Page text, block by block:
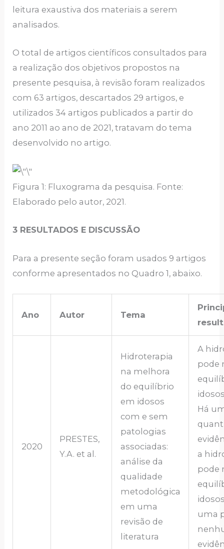
leitura exaustiva dos materiais a serem
analisados.
O total de artigos científicos consultados para
a realização dos objetivos propostos na
presente pesquisa, à revisão foram realizados
com 63 artigos, descartados 29 artigos, e
utilizados 34 artigos publicados a partir do
ano 2011 ao ano de 2021, tratavam do tema
desenvolvido no artigo.
Figura 1: Fluxograma da pesquisa. Fonte:
Elaborado pelo autor, 2021.
3 RESULTADOS E DISCUSSÃO
Para a presente seção foram usados 9 artigos
conforme apresentados no Quadro 1, abaixo.
Ano Autor Tema
2020
PRESTES,
Y.A. et al.
Hidroterapia
na melhora
do equilíbrio
em idosos
com e sem
patologias
associadas:
análise da
qualidade
metodológica
em uma
revisão de
literatura
A
pode
Há
a
pode
uma